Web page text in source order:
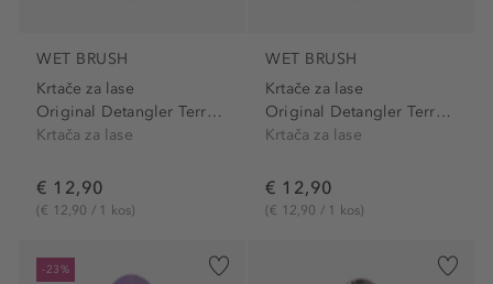
WET BRUSH
Krtače za lase
Original Detangler Terrain...
Krtača za lase
€ 12,90
(€ 12,90 / 1 kos)
WET BRUSH
Krtače za lase
Original Detangler Terrain...
Krtača za lase
€ 12,90
(€ 12,90 / 1 kos)
-23%